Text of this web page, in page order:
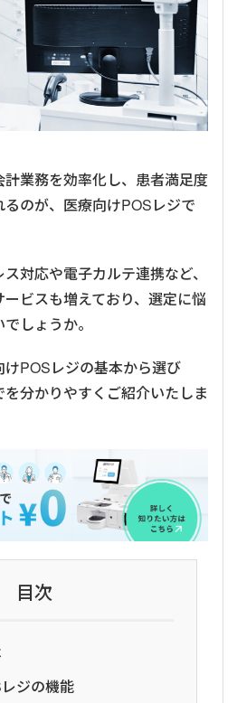
業務を効率化し、患者満足度
のが、医療向けPOSレジで
対応や電子カルテ連携など、
ビスも増えており、選定に悩
しょうか。
POSレジの基本から選び
分かりやすくご紹介いたしま
目次
ジの機能